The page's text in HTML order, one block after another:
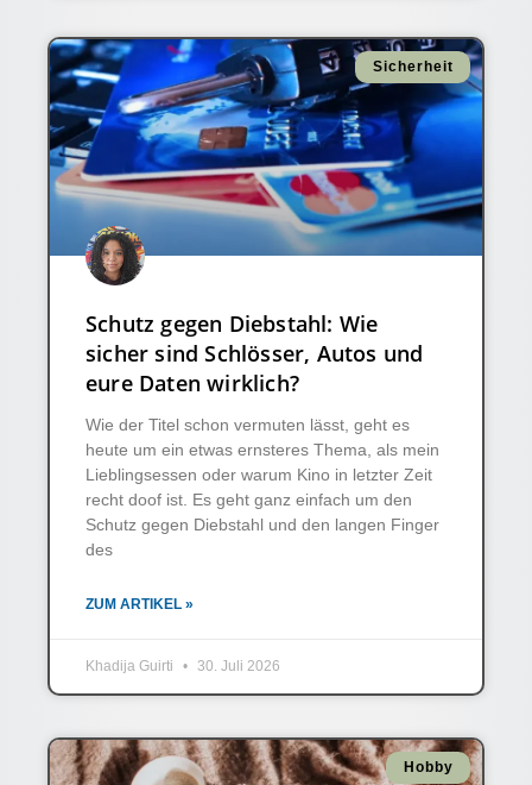
Sicherheit
Schutz gegen Diebstahl: Wie
sicher sind Schlösser, Autos und
eure Daten wirklich?
Wie der Titel schon vermuten lässt, geht es
heute um ein etwas ernsteres Thema, als mein
Lieblingsessen oder warum Kino in letzter Zeit
recht doof ist. Es geht ganz einfach um den
Schutz gegen Diebstahl und den langen Finger
des
ZUM ARTIKEL »
Khadija Guirti 30. Juli 2026
Hobby